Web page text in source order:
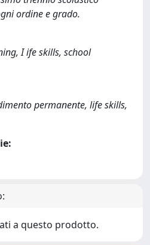
ordine e grado.
I ife skills, school
permanente, life skills,
a questo prodotto.